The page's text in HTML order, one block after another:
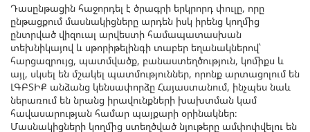
Դասընթացին հաջորդել է ծրագրի երկրորդ փուլը, որը
ընթացքում մասնակիցները արդեն իսկ իրենց կողմից
ընտրված վիզուալ արվեստի համապատասխան
տեխնիկայով և սթորիթելինգի տաբեր եղանակներով՝
հարցազրույց, պատմվածք, բանաստեղծություն, կոմիքս և
այլ, սկսել են մշակել պատմություններ, որոնք արտացոլում են
ԼԳԲՏԻՔ անձանց կենսափորձը Հայաստանում, ինչպես նաև
ներառում են նրանց իրավունքների խախտման կամ
հավասարության համար պայքարի օրինակներ։
Մասնակիցների կողմից ստեղծված նյութերը ամփոփվելու են